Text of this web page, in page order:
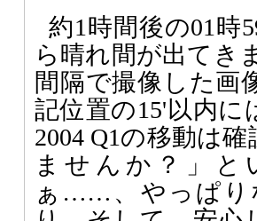
約1時間後の01時
ら晴れ間が出てき
間隔で撮像した画
記位置の15'以内
2004 Q1の移動は
ませんか？」と
ぁ……、やっぱり